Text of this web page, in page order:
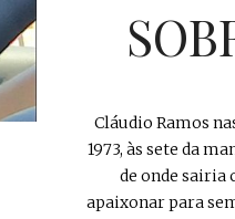
Cláudio Ramos
1973, às sete da
de onde sairia
apaixonar para